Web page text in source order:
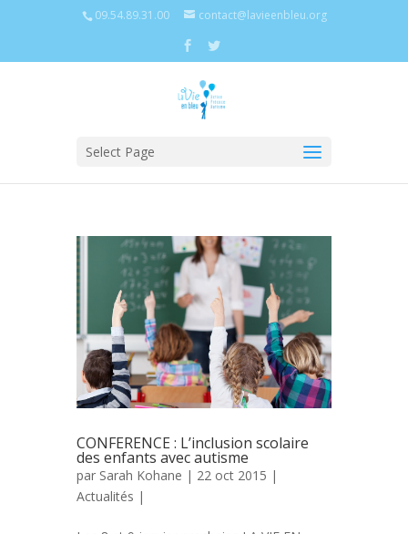
09.54.89.31.00 contact@lavieenbleu.org
Select Page
CONFERENCE : L’inclusion scolaire
des enfants avec autisme
par Sarah Kohane | 22 oct 2015 |
Actualités |